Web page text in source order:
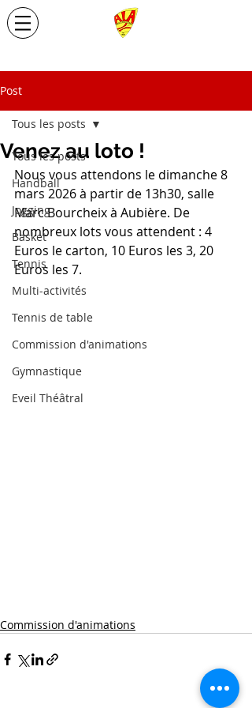
Post
Tous les posts
Handball
Jogging
Basket
Tennis
Multi-activités
Tennis de table
Commission d'animations
Gymnastique
Eveil Théâtral
Tous les posts
Venez au loto !
Nous vous attendons le dimanche 8
mars 2026 à partir de 13h30, salle
Marc Bourcheix à Aubière. De
nombreux lots vous attendent : 4
Euros le carton, 10 Euros les 3, 20
Euros les 7.
Commission d'animations